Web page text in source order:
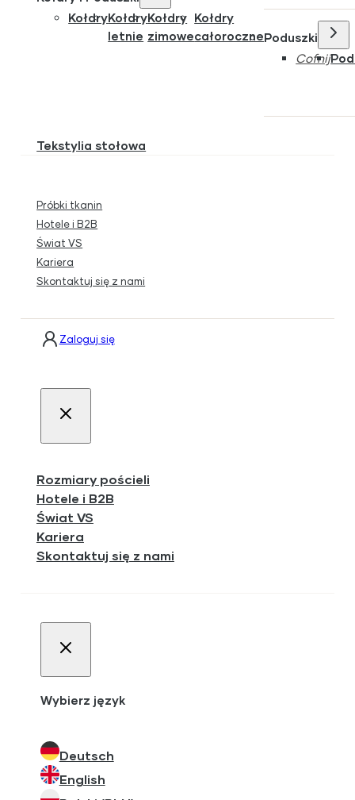
KołdryKołdry
letnie
Kołdry
zimowe
Kołdry
całorocznePoduszki
Cofnij
Tekstylia stołowa
Próbki tkanin
Hotele i B2B
Świat VS
Kariera
Skontaktuj się z nami
Zaloguj się
Rozmiary pościeli
Hotele i B2B
Świat VS
Kariera
Skontaktuj się z nami
Wybierz język
Deutsch
English